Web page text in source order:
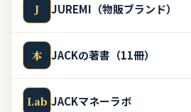
J JUREMI（物販ブランド）
本 JACKの著書（11冊）
Lab JACKマネーラボ